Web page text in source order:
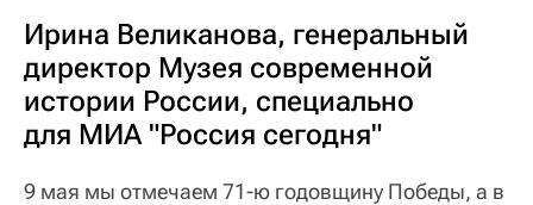
Ирина Великанова, генеральный
директор Музея современной
истории России, специально
для МИА "Россия сегодня"
9 мая мы отмечаем 71-ю годовщину Победы, а в